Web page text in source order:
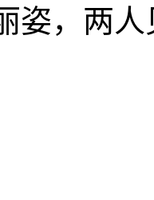
姿，两